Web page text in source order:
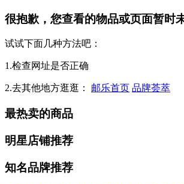
很抱歉，您查看的物品或页面暂时
试试下面几种方法吧：
1.检查网址是否正确
2.去其他地方逛逛： 邮乐首页 品牌荟萃
最热卖的商品
明星店铺推荐
知名品牌推荐